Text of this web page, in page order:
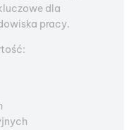
dla
pracy.